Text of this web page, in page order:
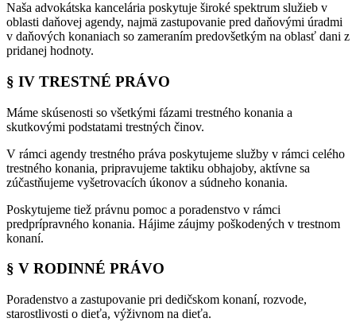
Naša advokátska kancelária poskytuje široké spektrum služieb v
oblasti daňovej agendy, najmä zastupovanie pred daňovými úradmi
v daňových konaniach so zameraním predovšetkým na oblasť dani z
pridanej hodnoty.
§ IV TRESTNÉ PRÁVO
Máme skúsenosti so všetkými fázami trestného konania a
skutkovými podstatami trestných činov.
V rámci agendy trestného práva poskytujeme služby v rámci celého
trestného konania, pripravujeme taktiku obhajoby, aktívne sa
zúčastňujeme vyšetrovacích úkonov a súdneho konania.
Poskytujeme tiež právnu pomoc a poradenstvo v rámci
predprípravného konania. Hájime záujmy poškodených v trestnom
konaní.
§ V RODINNÉ PRÁVO
Poradenstvo a zastupovanie pri dedičskom konaní, rozvode,
starostlivosti o dieťa, výživnom na dieťa.